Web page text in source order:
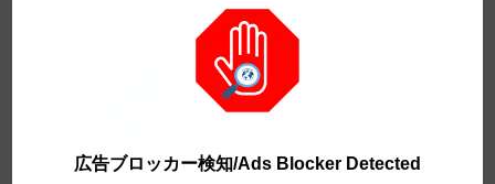
無料ドメイン一覧
2023.04.14
広告ブロッカー検知/Ads Blocker Detected